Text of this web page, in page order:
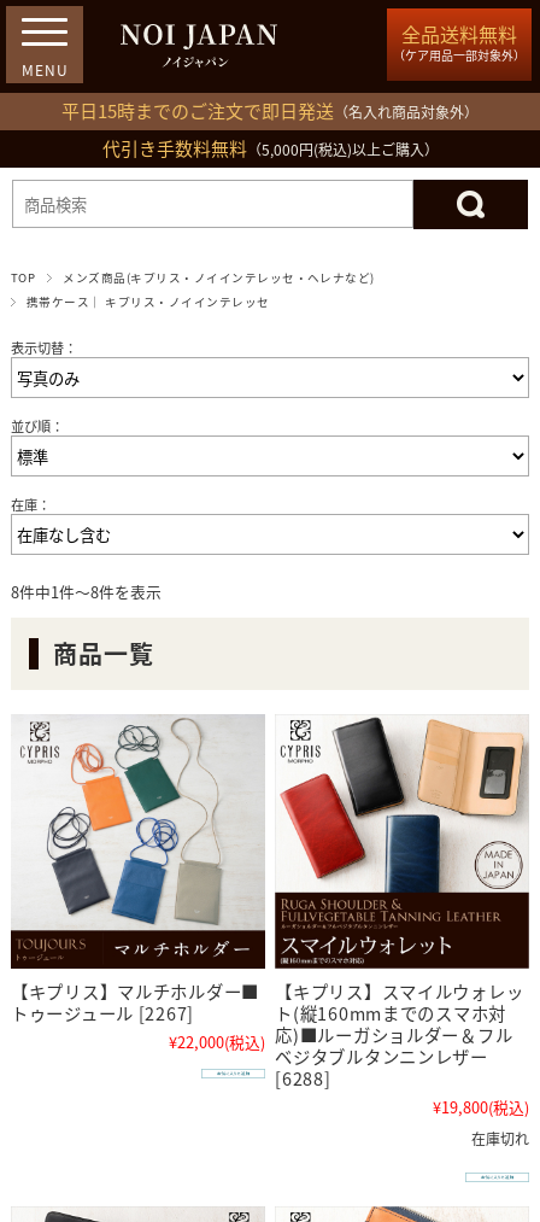
全品送料無料
（ケア用品一部対象外）
平日15時までのご注文で即日発送 （名入れ商品対象外）
代引き手数料無料（5,000円(税込)以上ご購入）
03-5809-1212
ログイン 会員登録 買い物カゴ
TOP
メンズ商品(キプリス・ノイインテレッセ・ヘレナなど)
携帯ケース｜ キプリス・ノイインテレッセ
表示切替：
並び順：
在庫：
8件中1件～8件を表示
商品一覧
【キプリス】マルチホルダー■
トゥージュール [2267]
¥22,000(税込)
【キプリス】スマイルウォレッ
ト(縦160mmまでのスマホ対
応)■ルーガショルダー＆フル
ベジタブルタンニンレザー
[6288]
¥19,800(税込)
在庫切れ